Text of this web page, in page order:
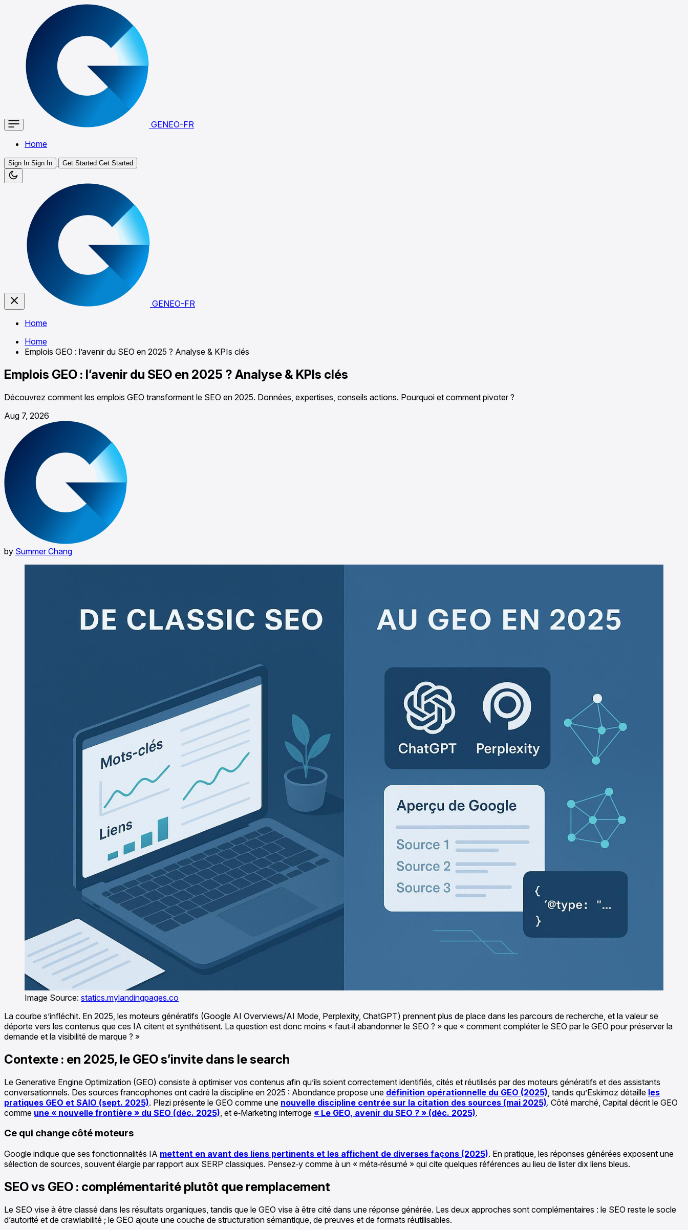
GENEO-FR
Home
Sign In Sign In Get Started Get Started
GENEO-FR
Home
Home
Emplois GEO : l’avenir du SEO en 2025 ? Analyse & KPIs clés
Emplois GEO : l’avenir du SEO en 2025 ? Analyse & KPIs clés
Découvrez comment les emplois GEO transforment le SEO en 2025. Données, expertises, conseils actions. Pourquoi et comment pivoter ?
Aug 7, 2026
by Summer Chang
Image Source: statics.mylandingpages.co
La courbe s’infléchit. En 2025, les moteurs génératifs (Google AI Overviews/AI Mode, Perplexity, ChatGPT) prennent plus de place dans les parcours de recherche, et la valeur se
déporte vers les contenus que ces IA citent et synthétisent. La question est donc moins « faut‑il abandonner le SEO ? » que « comment compléter le SEO par le GEO pour préserver la
demande et la visibilité de marque ? »
Contexte : en 2025, le GEO s’invite dans le search
Le Generative Engine Optimization (GEO) consiste à optimiser vos contenus afin qu’ils soient correctement identifiés, cités et réutilisés par des moteurs génératifs et des assistants
conversationnels. Des sources francophones ont cadré la discipline en 2025 : Abondance propose une définition opérationnelle du GEO (2025) , tandis qu’Eskimoz détaille les
pratiques GEO et SAIO (sept. 2025). Plezi présente le GEO comme une nouvelle discipline centrée sur la citation des sources (mai 2025). Côté marché, Capital décrit le GEO
comme une « nouvelle frontière » du SEO (déc. 2025) , et e‑Marketing interroge « Le GEO, avenir du SEO ? » (déc. 2025).
Ce qui change côté moteurs
Google indique que ses fonctionnalités IA mettent en avant des liens pertinents et les affichent de diverses façons (2025). En pratique, les réponses générées exposent une
sélection de sources, souvent élargie par rapport aux SERP classiques. Pensez‑y comme à un « méta‑résumé » qui cite quelques références au lieu de lister dix liens bleus.
SEO vs GEO : complémentarité plutôt que remplacement
Le SEO vise à être classé dans les résultats organiques, tandis que le GEO vise à être cité dans une réponse générée. Les deux approches sont complémentaires : le SEO reste le socle
d’autorité et de crawlabilité ; le GEO ajoute une couche de structuration sémantique, de preuves et de formats réutilisables.